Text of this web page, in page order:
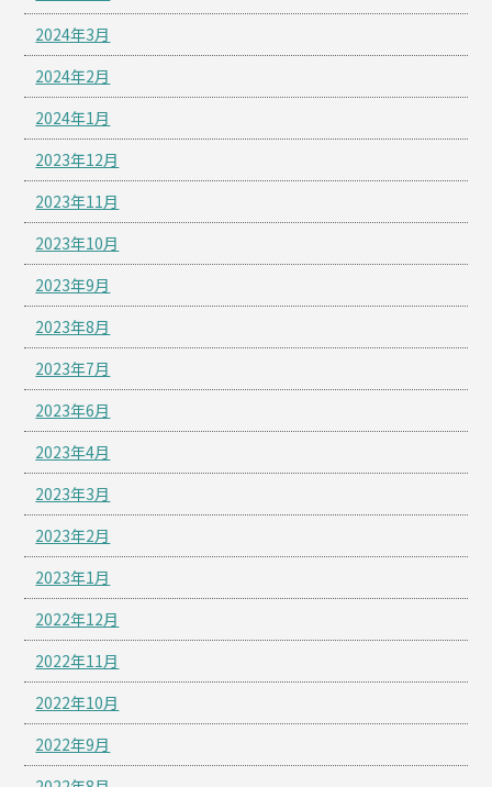
2024年3月
2024年2月
2024年1月
2023年12月
2023年11月
2023年10月
2023年9月
2023年8月
2023年7月
2023年6月
2023年4月
2023年3月
2023年2月
2023年1月
2022年12月
2022年11月
2022年10月
2022年9月